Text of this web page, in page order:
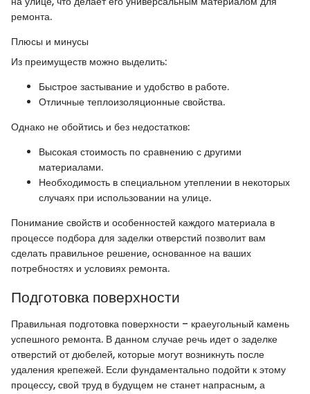
ремонта.
Плюсы и минусы
Из преимуществ можно выделить:
Быстрое застывание и удобство в работе.
Отличные теплоизоляционные свойства.
Однако не обойтись и без недостатков:
Высокая стоимость по сравнению с другими
материалами.
Необходимость в специальном утеплении в некоторых
случаях при использовании на улице.
Понимание свойств и особенностей каждого материала в
процессе подбора для заделки отверстий позволит вам
сделать правильное решение, основанное на ваших
потребностях и условиях ремонта.
Подготовка поверхности
Правильная подготовка поверхности – краеугольный камень
успешного ремонта. В данном случае речь идет о заделке
отверстий от дюбелей, которые могут возникнуть после
удаления крепежей. Если фундаментально подойти к этому
процессу, свой труд в будущем не станет напрасным, а